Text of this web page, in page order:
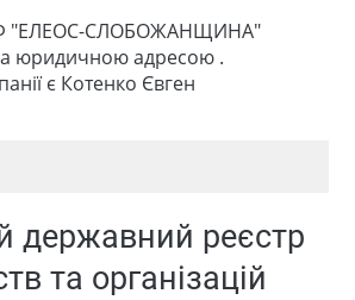
"ЕЛЕОС-СЛОБОЖАНЩИНА"
юридичною адресою .
є Котенко Євген
державний реєстр
та організацій